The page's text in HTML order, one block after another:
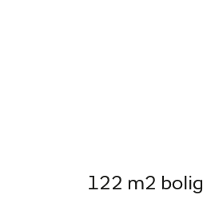
122 m2 bolig